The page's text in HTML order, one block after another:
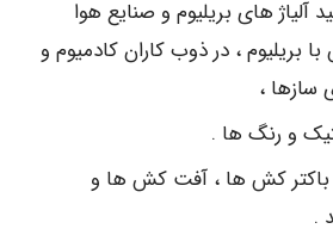
آلیاژ های بریلیوم و صنایع هوا
بریلیوم ، در ذوب کاران کادمیوم و
سازها ،
و رنگ ها .
باکتر کش ها ، آفت کش ها و
.